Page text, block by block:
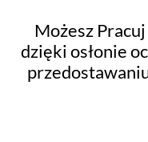
Możesz
dzięki osłonie